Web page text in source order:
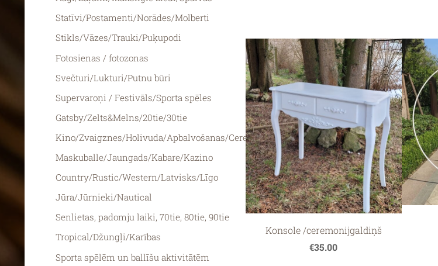
Statīvi/Postamenti/Norādes/Molberti
Stikls/Vāzes/Trauki/Puķupodi
Fotosienas / fotozonas
Svečturi/Lukturi/Putnu būri
Supervaroņi / Festivāls/Sporta spēles
Gatsby/Zelts&Melns/20tie/30tie
Kino/Zvaigznes/Holivuda/Apbalvošanas/Ceremonijas
Maskuballe/Jaungads/Kabare/Kazino
Country/Rustic/Western/Latvisks/Līgo
Jūra/Jūrnieki/Nautical
Senlietas, padomju laiki, 70tie, 80tie, 90tie
Tropical/Džungļi/Karības
Sporta spēlēm un ballīšu aktivitātēm
Konsole /ceremonijgaldiņš
€35.00